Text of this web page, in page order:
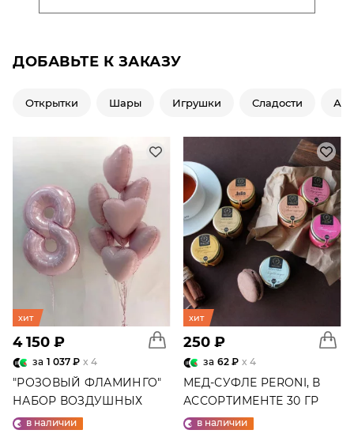
ДОБАВЬТЕ К ЗАКАЗУ
Открытки Шары Игрушки Сладости
хит
4 150 ₽
за 1 037 ₽ x 4
"РОЗОВЫЙ ФЛАМИНГО"
НАБОР ВОЗДУШНЫХ
ШАРОВ №25
в наличии
хит
250 ₽
за 62 ₽ x 4
МЕД-СУФЛЕ PERONI, В
АССОРТИМЕНТЕ 30 ГР
в наличии